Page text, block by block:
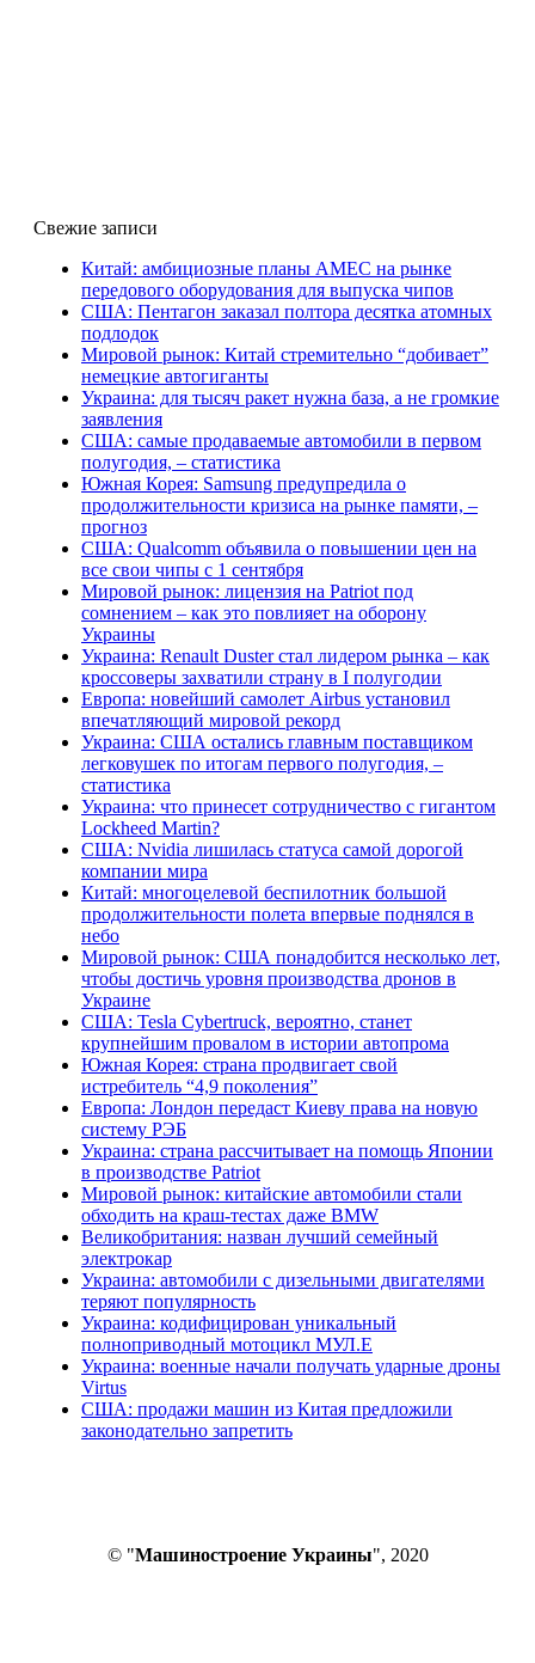
Свежие записи
Китай: амбициозные планы AMEC на рынке
передового оборудования для выпуска чипов
США: Пентагон заказал полтора десятка атомных
подлодок
Мировой рынок: Китай стремительно “добивает”
немецкие автогиганты
Украина: для тысяч ракет нужна база, а не громкие
заявления
США: самые продаваемые автомобили в первом
полугодия, – статистика
Южная Корея: Samsung предупредила о
продолжительности кризиса на рынке памяти, –
прогноз
США: Qualcomm объявила о повышении цен на
все свои чипы с 1 сентября
Мировой рынок: лицензия на Patriot под
сомнением – как это повлияет на оборону
Украины
Украина: Renault Duster стал лидером рынка – как
кроссоверы захватили страну в I полугодии
Европа: новейший самолет Airbus установил
впечатляющий мировой рекорд
Украина: США остались главным поставщиком
легковушек по итогам первого полугодия, –
статистика
Украина: что принесет сотрудничество с гигантом
Lockheed Martin?
США: Nvidia лишилась статуса самой дорогой
компании мира
Китай: многоцелевой беспилотник большой
продолжительности полета впервые поднялся в
небо
Мировой рынок: США понадобится несколько лет,
чтобы достичь уровня производства дронов в
Украине
США: Tesla Cybertruck, вероятно, станет
крупнейшим провалом в истории автопрома
Южная Корея: страна продвигает свой
истребитель “4,9 поколения”
Европа: Лондон передаст Киеву права на новую
систему РЭБ
Украина: страна рассчитывает на помощь Японии
в производстве Patriot
Мировой рынок: китайские автомобили стали
обходить на краш-тестах даже BMW
Великобритания: назван лучший семейный
электрокар
Украина: автомобили с дизельными двигателями
теряют популярность
Украина: кодифицирован уникальный
полноприводный мотоцикл МУЛ.Е
Украина: военные начали получать ударные дроны
Virtus
США: продажи машин из Китая предложили
законодательно запретить
© "Машиностроение Украины", 2020